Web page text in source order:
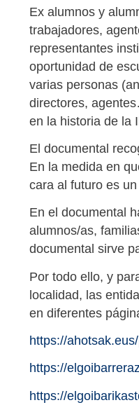
Ex alumnos y
trabajadores,
representantes
oportunidad de
varias personas
directores,
en la historia de la
El documental
En la medida en
cara al futuro es
En el documental
alumnos/as,
documental sirve
Por todo ello, y
localidad, las
en diferentes
https://
https://
https://